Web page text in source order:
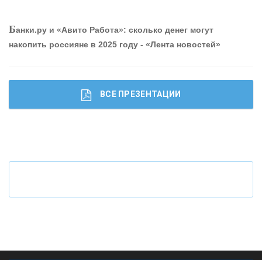
привлечь и удержать персонал - «Интервью»
Что будет с наличными деньгами при цифровом
Банки.ру и «Авито Работа»: сколько денег могут
накопить россияне в 2025 году - «Лента новостей»
ВСЕ ПРЕЗЕНТАЦИИ